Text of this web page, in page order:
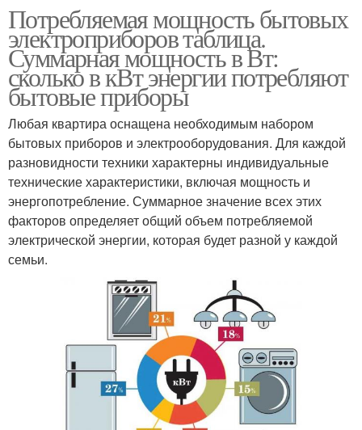
Потребляемая мощность бытовых
электроприборов таблица.
Суммарная мощность в Вт:
сколько в кВт энергии потребляют
бытовые приборы
Любая квартира оснащена необходимым набором
бытовых приборов и электрооборудования. Для каждой
разновидности техники характерны индивидуальные
технические характеристики, включая мощность и
энергопотребление. Суммарное значение всех этих
факторов определяет общий объем потребляемой
электрической энергии, которая будет разной у каждой
семьи.